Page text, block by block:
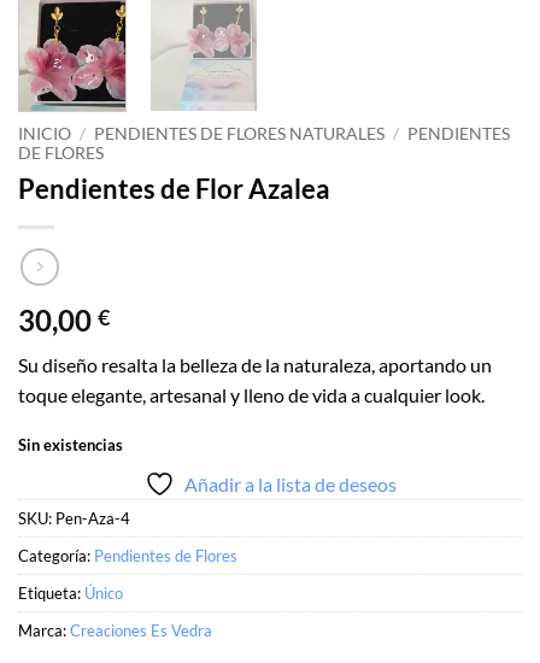
INICIO / PENDIENTES DE FLORES NATURALES / PENDIENTES
DE FLORES
Pendientes de Flor Azalea
30,00 €
Su diseño resalta la belleza de la naturaleza, aportando un
toque elegante, artesanal y lleno de vida a cualquier look.
Sin existencias
Añadir a la lista de deseos
SKU: Pen-Aza-4
Categoría: Pendientes de Flores
Etiqueta: Único
Marca:Creaciones Es Vedra